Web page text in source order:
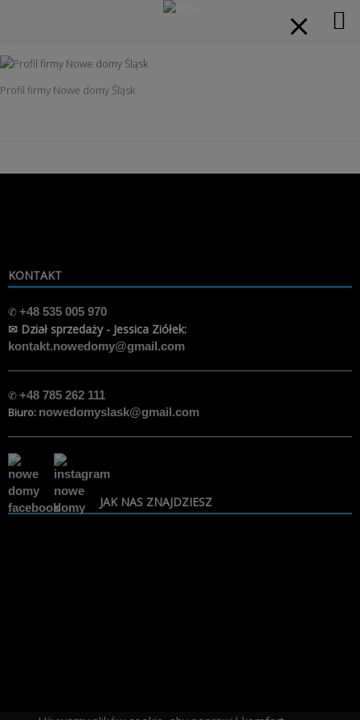
to
Profil firmy Nowe domy Śląsk
Profil firmy Nowe domy Śląsk
KONTAKT
✆+48 535 005 970
✉ Dział sprzedaży - Jessica Ziółek:
kontakt.nowedomy@gmail.com
✆+48 785 262 111
Biuro: nowedomyslask@gmail.com
JAK NAS ZNAJDZIESZ